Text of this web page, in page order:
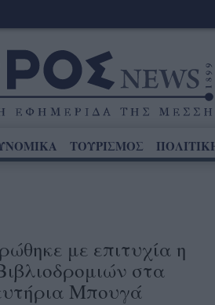
ΤΟΥΡΙΣΜΟΣ
με επιτυχία η
στα
Μπουγά